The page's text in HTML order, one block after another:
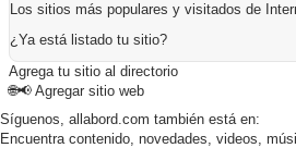
Los sitios más populares y visitados de
¿Ya está listado tu sitio?
Agrega tu sitio al directorio
🌐📢 Agregar sitio web
Síguenos, allabord.com también está en:
Encuentra contenido, novedades, videos,